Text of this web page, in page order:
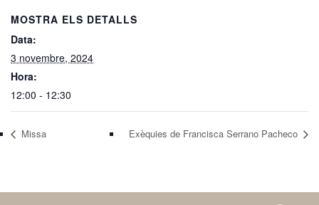
MOSTRA ELS DETALLS
Data:
3 novembre, 2024
Hora:
12:00 - 12:30
Missa Exèquies de Francisca Serrano Pacheco